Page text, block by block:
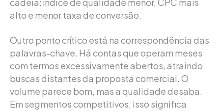
alto e menor taxa de conversão.
Outro ponto crítico está na correspondência das
palavras-chave. Há contas que operam meses
com termos excessivamente abertos, atraindo
buscas distantes da proposta comercial. O
volume parece bom, mas a qualidade desaba.
Em segmentos competitivos, isso significa